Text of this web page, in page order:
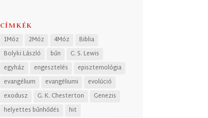
CÍMKÉK
1Móz 2Móz 4Móz
Biblia
Bolyki László
bűn
C. S. Lewis
egyház
engesztelés
episztemológia
evangélium
evangéliumi
evolúció
exodusz
G. K. Chesterton
Genezis
helyettes bűnhődés
hit